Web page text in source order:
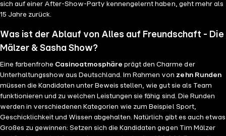
sich auf einer After-Show-Party kennengelernt haben, geht mehr als
15 Jahre zurück.
Was ist der Ablauf von Alles auf Freundschaft - Die
Mälzer & Sasha Show?
Eine farbenfrohe Casinoatmosphäre prägt den Charme der
Unterhaltungsshow aus Deutschland. Im Rahmen von zehn Runden
müssen die Kandidaten unter Beweis stellen, wie gut sie als Team
funktionieren und zu welchen Leistungen sie fähig sind. Die Runden
werden in verschiedenen Kategorien wie zum Beispiel Sport,
Geschicklichkeit und Wissen abgehalten. Natürlich gibt es auch etwas
Großes zu gewinnen: Setzen sich die Kandidaten gegen Tim Mälzer